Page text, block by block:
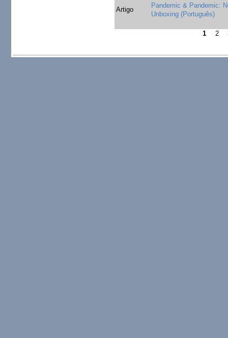
Artigo
Pandemic & Pandemic:
Unboxing (Português)
1 2